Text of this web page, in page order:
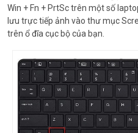
Win + Fn + PrtSc trên một số
lưu trực tiếp ảnh vào thư mục
trên ổ đĩa cục bộ của bạn.